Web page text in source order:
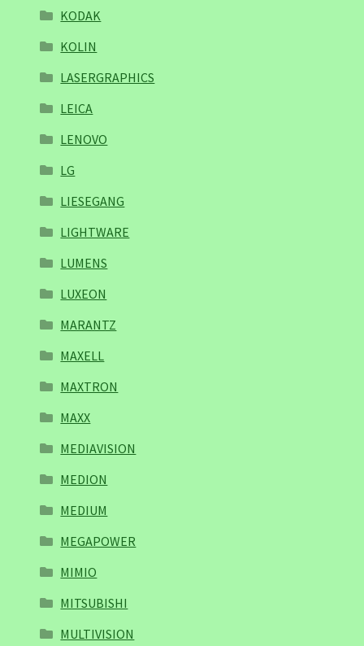
KODAK
KOLIN
LASERGRAPHICS
LEICA
LENOVO
LG
LIESEGANG
LIGHTWARE
LUMENS
LUXEON
MARANTZ
MAXELL
MAXTRON
MAXX
MEDIAVISION
MEDION
MEDIUM
MEGAPOWER
MIMIO
MITSUBISHI
MULTIVISION